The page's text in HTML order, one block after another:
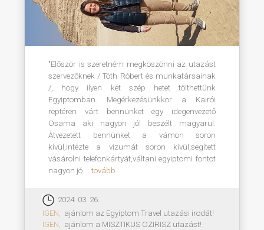
"Először is szeretném megköszönni az utazást
szervezőknek / Tóth Róbert és munkatársainak
/, hogy ilyen két szép hetet tölthettünk
Egyiptomban. Megérkezésünkkor a Kairói
reptéren várt bennünket egy idegenvezető
Osama aki nagyon jól beszélt magyarul.
Átvezetett bennünket a vámon soron
kívül,intézte a vízumát soron kívül,segített
vásárolni telefonkártyát,váltani egyiptomi fontot
nagyon jó ... tovább
2024. 03. 26.
IGEN, ajánlom az Egyiptom Travel utazási irodát!
IGEN, ajánlom a MISZTIKUS OZIRISZ utazást!